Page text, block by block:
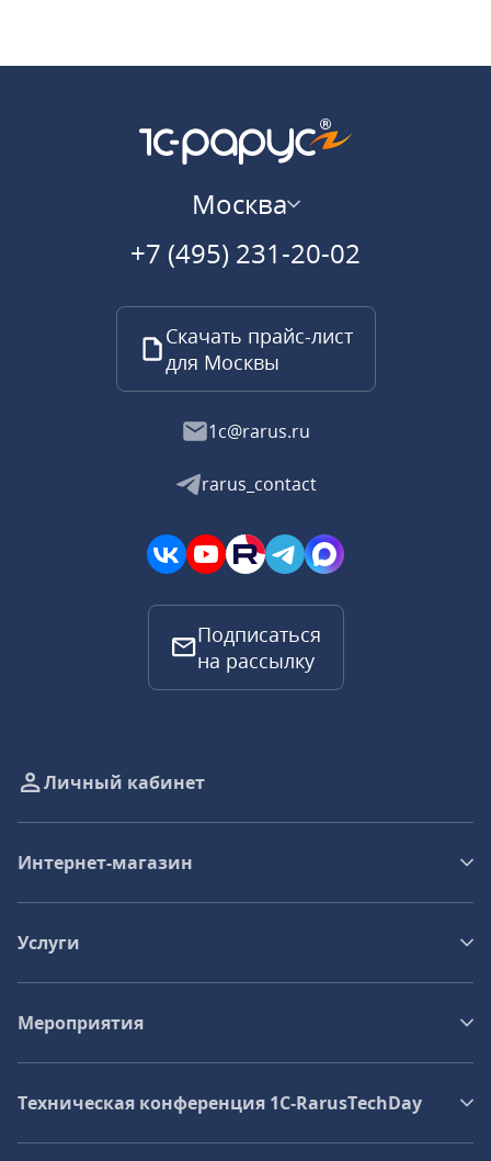
Москва
+7 (495) 231-20-02
Скачать прайс-лист
для Москвы
1c@rarus.ru
rarus_contact
Подписаться
на рассылку
Личный кабинет
Интернет-магазин
Услуги
Мероприятия
Техническая конференция 1C‑RarusTechDay